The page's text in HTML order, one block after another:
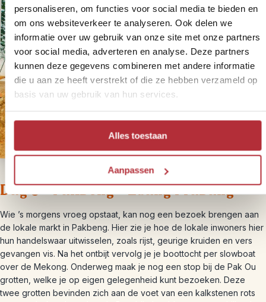
personaliseren, om functies voor social media te bieden en
om ons websiteverkeer te analyseren. Ook delen we
informatie over uw gebruik van onze site met onze partners
voor social media, adverteren en analyse. Deze partners
kunnen deze gegevens combineren met andere informatie
die u aan ze heeft verstrekt of die ze hebben verzameld op
basis van uw gebruik van hun services.
Alles toestaan
Aanpassen
Dag 3 – Pakbeng – Luang Prabang
Wie ’s morgens vroeg opstaat, kan nog een bezoek brengen aan
de lokale markt in Pakbeng. Hier zie je hoe de lokale inwoners hier
hun handelswaar uitwisselen, zoals rijst, geurige kruiden en vers
gevangen vis. Na het ontbijt vervolg je je boottocht per slowboat
over de Mekong. Onderweg maak je nog een stop bij de Pak Ou
grotten, welke je op eigen gelegenheid kunt bezoeken. Deze
twee grotten bevinden zich aan de voet van een kalkstenen rots